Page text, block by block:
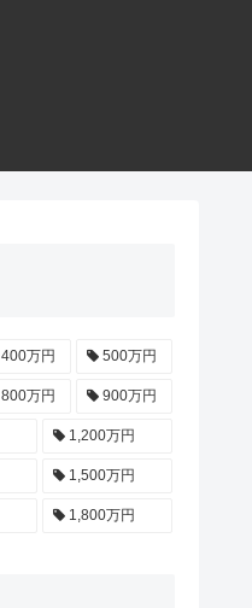
400万円 500万円
800万円 900万円
1,200万円
1,500万円
1,800万円